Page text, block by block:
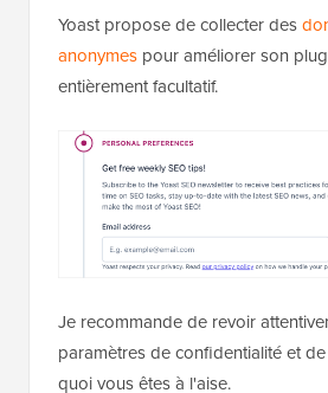
Yoast propose de collecter des
anonymes pour améliorer son
entièrement facultatif.
Je recommande de revoir
paramètres de confidentialité et
quoi vous êtes à l'aise.